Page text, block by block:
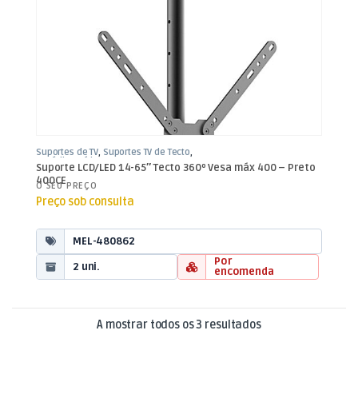
Suportes de TV, Suportes TV de Tecto,
TV Aúdio e Vídeo
Suporte LCD/LED 14-65″ Tecto 360º Vesa máx 400 – Preto
400CE
O SEU PREÇO
Preço sob consulta
MEL-480862
2 uni.
Por
encomenda
A mostrar todos os 3 resultadosOrdenado por